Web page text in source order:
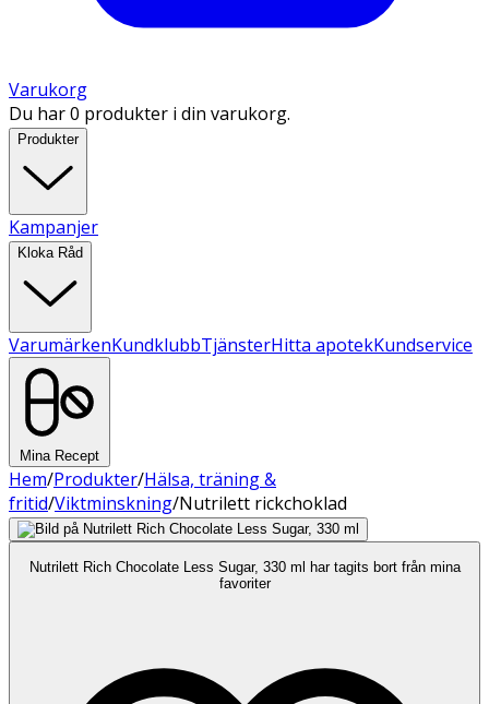
Varukorg
Du har 0 produkter i din varukorg.
Produkter
Kampanjer
Kloka Råd
VarumärkenKundklubbTjänsterHitta apotekKundservice
Mina Recept
Hem/Produkter/Hälsa, träning &
fritid/Viktminskning/Nutrilett rickchoklad
Nutrilett Rich Chocolate Less Sugar, 330 ml har tagits bort från mina
favoriter